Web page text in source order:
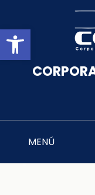
Abrir
MENÚ